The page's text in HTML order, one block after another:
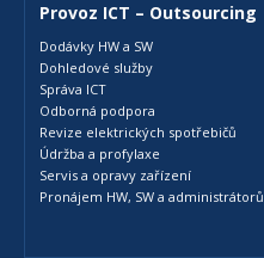
Provoz ICT – Outsourcing
Dodávky HW a SW
Dohledové služby
Správa ICT
Odborná podpora
Revize elektrických spotřebičů
Údržba a profylaxe
Servis a opravy zařízení
Pronájem HW, SW a administrátorů